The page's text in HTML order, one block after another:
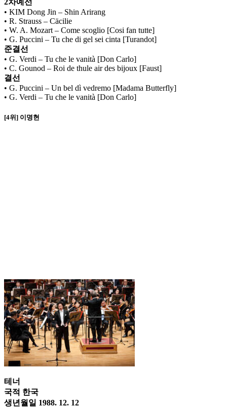
• KIM Dong Jin – Shin Arirang
• R. Strauss – Cäcilie
• W. A. Mozart – Come scoglio [Cosi fan tutte]
• G. Puccini – Tu che di gel sei cinta [Turandot]
준결선
• G. Verdi – Tu che le vanità [Don Carlo]
• C. Gounod – Roi de thule air des bijoux [Faust]
결선
• G. Puccini – Un bel dì vedremo [Madama Butterfly]
• G. Verdi – Tu che le vanità [Don Carlo]
[4위] 이명현
테너
국적 한국
생년월일 1988. 12. 12